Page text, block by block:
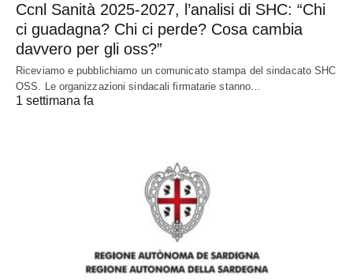
Ccnl Sanità 2025-2027, l’analisi di SHC: “Chi
ci guadagna? Chi ci perde? Cosa cambia
davvero per gli oss?”
Riceviamo e pubblichiamo un comunicato stampa del sindacato SHC
OSS. Le organizzazioni sindacali firmatarie stanno…
1 settimana fa